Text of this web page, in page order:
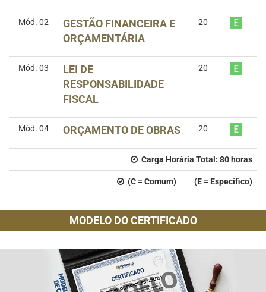
Mód. 02
GESTÃO FINANCEIRA E
ORÇAMENTÁRIA
20
Mód. 03
LEI DE
RESPONSABILIDADE
FISCAL
20
Mód. 04 ORÇAMENTO DE OBRAS 20
Carga Horária Total: 80 horas
(C = Comum) (E = Específico)
MODELO DO CERTIFICADO